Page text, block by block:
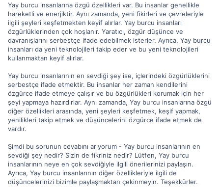
Yay burcu insanlarına özgü özellikleri var. Bu insanlar genellikle
hareketli ve enerjiktir. Aynı zamanda, yeni fikirleri ve çevreleriyle
ilgili şeyleri keşfetmekten keyif alırlar. Yay burcu insanları
özgürlüklerinden çok hoşlanır. Yaratıcı, özgür düşünce ve
davranışlarını serbestçe ifade edebilmek isterler. Ayrıca, Yay burcu
insanları da yeni teknolojileri takip eder ve bu yeni teknolojileri
kullanmaktan keyif alırlar.
Yay burcu insanlarının en sevdiği şey ise, içlerindeki özgürlüklerini
serbestçe ifade etmektir. Bu insanlar her zaman kendilerini
özgürce ifade etmeye çalışır ve bu özgürlükleri korumak için her
şeyi yapmaya hazırdırlar. Aynı zamanda, Yay burcu insanlarına özgü
diğer özellikleri arasında, yeni şeyleri keşfetmek, keşif yapmak,
yenilikleri takip etmek ve düşüncelerini özgürce ifade etmek de
vardır.
Şimdi bu sorunun cevabını arıyorum - Yay burcu insanlarının en
sevdiği şey nedir? Sizin de fikriniz nedir? Lütfen, Yay burcu
insanlarının neye en çok sevdiğiyle ilgili önerilerinizi paylaşın.
Ayrıca, Yay burcu insanlarının diğer özellikleriyle ilgili de
düşüncelerinizi bizimle paylaşmaktan çekinmeyin. Teşekkürler.